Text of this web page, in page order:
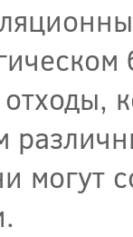
могут